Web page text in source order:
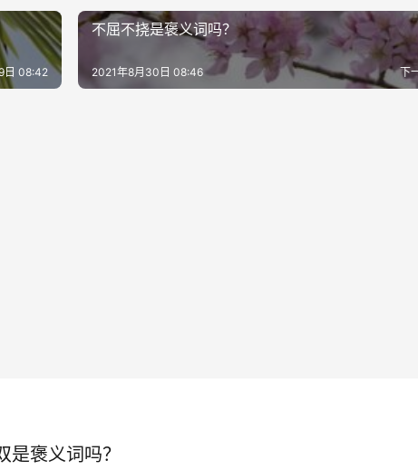
日 08:42
不屈不挠是褒义词吗？
下
2021年8月30日 08:46
是褒义词吗？